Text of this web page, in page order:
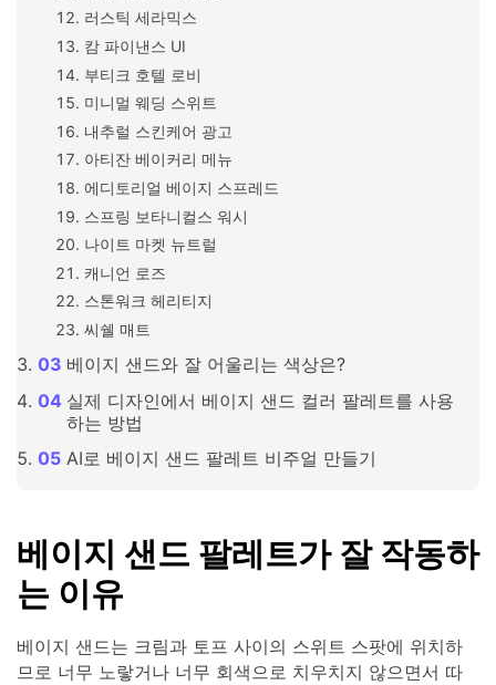
러스틱 세라믹스
캄 파이낸스 UI
부티크 호텔 로비
미니멀 웨딩 스위트
내추럴 스킨케어 광고
아티잔 베이커리 메뉴
에디토리얼 베이지 스프레드
스프링 보타니컬스 워시
나이트 마켓 뉴트럴
캐니언 로즈
스톤워크 헤리티지
씨쉘 매트
베이지 샌드와 잘 어울리는 색상은?
실제 디자인에서 베이지 샌드 컬러 팔레트를 사용
하는 방법
AI로 베이지 샌드 팔레트 비주얼 만들기
베이지 샌드 팔레트가 잘 작동하
는 이유
베이지 샌드는 크림과 토프 사이의 스위트 스팟에 위치하
므로 너무 노랗거나 너무 회색으로 치우치지 않으면서 따